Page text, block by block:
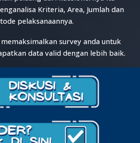
Kriteria, Area, Jumlah dan
pelaksanaannya.
survey anda untuk
data valid dengan lebih baik.